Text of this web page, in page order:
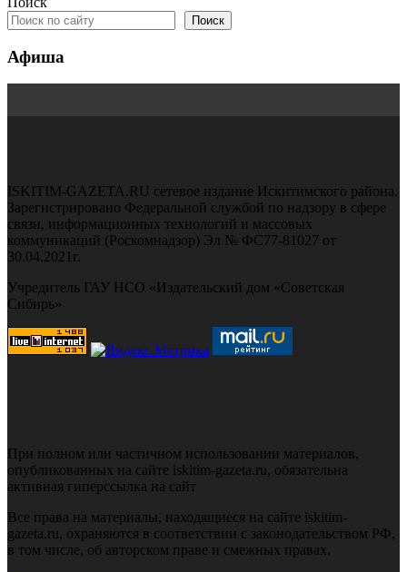
Поиск
Афиша
ISKITIM-GAZETA.RU сетевое издание Искитимского района.
Зарегистрировано Федеральной службой по надзору в сфере
связи, информационных технологий и массовых
коммуникаций (Роскомнадзор) Эл № ФС77-81027 от
30.04.2021г.
Учредитель ГАУ НСО «Издательский дом «Советская
Сибирь»
При полном или частичном использовании материалов,
опубликованных на сайте iskitim-gazeta.ru, обязательна
активная гиперссылка на сайт
Все права на материалы, находящиеся на сайте iskitim-
gazeta.ru, охраняются в соответствии с законодательством РФ,
в том числе, об авторском праве и смежных правах.